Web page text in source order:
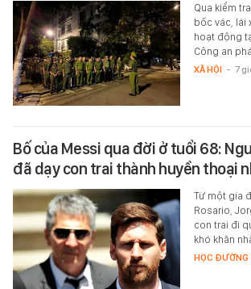
Qua kiểm
bốc vác, lái
hoạt động
Công an
XÃ HỘI - 7
Bố của Messi qua đời ở tuổi 68:
đã dạy con trai thành huyền thoại
Từ một gia
Rosario,
con trai đi
khó khăn
HỌC ĐƯỜNG